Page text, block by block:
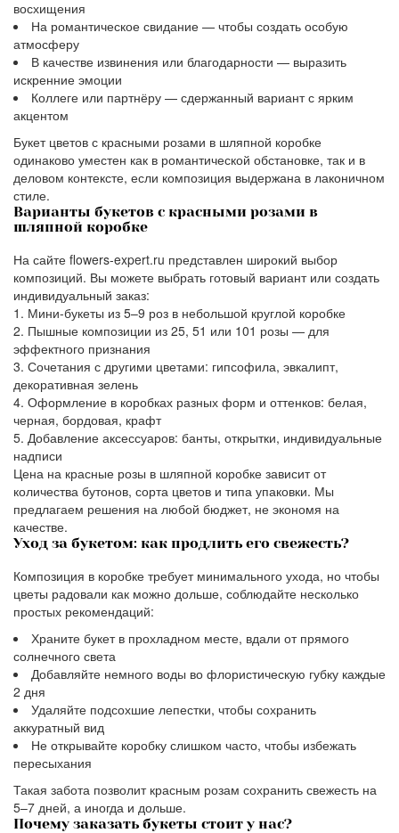
восхищения
На романтическое свидание — чтобы создать особую
атмосферу
В качестве извинения или благодарности — выразить
искренние эмоции
Коллеге или партнёру — сдержанный вариант с ярким
акцентом
Букет цветов с красными розами в шляпной коробке
одинаково уместен как в романтической обстановке, так и в
деловом контексте, если композиция выдержана в лаконичном
стиле.
Варианты букетов с красными розами в
шляпной коробке
На сайте flowers-expert.ru представлен широкий выбор
композиций. Вы можете выбрать готовый вариант или создать
индивидуальный заказ:
Мини-букеты из 5–9 роз в небольшой круглой коробке
Пышные композиции из 25, 51 или 101 розы — для
эффектного признания
Сочетания с другими цветами: гипсофила, эвкалипт,
декоративная зелень
Оформление в коробках разных форм и оттенков: белая,
черная, бордовая, крафт
Добавление аксессуаров: банты, открытки, индивидуальные
надписи
Цена на красные розы в шляпной коробке зависит от
количества бутонов, сорта цветов и типа упаковки. Мы
предлагаем решения на любой бюджет, не экономя на
качестве.
Уход за букетом: как продлить его свежесть?
Композиция в коробке требует минимального ухода, но чтобы
цветы радовали как можно дольше, соблюдайте несколько
простых рекомендаций:
Храните букет в прохладном месте, вдали от прямого
солнечного света
Добавляйте немного воды во флористическую губку каждые
2 дня
Удаляйте подсохшие лепестки, чтобы сохранить
аккуратный вид
Не открывайте коробку слишком часто, чтобы избежать
пересыхания
Такая забота позволит красным розам сохранить свежесть на
5–7 дней, а иногда и дольше.
Почему заказать букеты стоит у нас?